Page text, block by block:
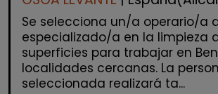
Se selecciona un/a operario/a
especializado/a en la limpieza
superficies para trabajar en
localidades cercanas. La
seleccionada realizará ta...